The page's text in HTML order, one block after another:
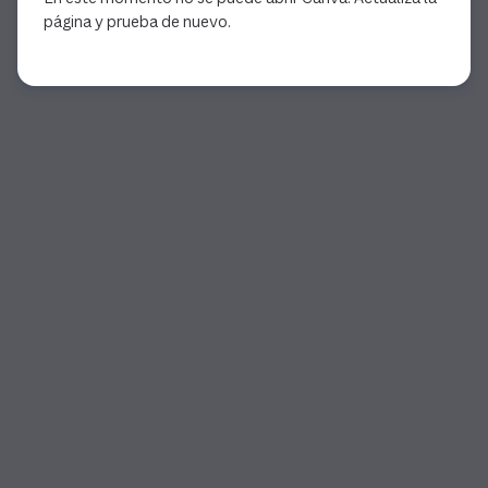
página y prueba de nuevo.